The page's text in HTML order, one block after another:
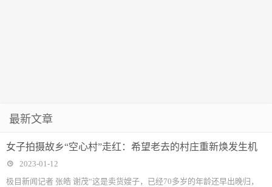
最新文章
女子拍摄故乡“空心村”走红：希望老去的村庄重新焕发生机
2023-01-12
极目新闻记者 张皓 谢茂“这是卖货嫂子，已经70多岁的年龄还早出晚归，